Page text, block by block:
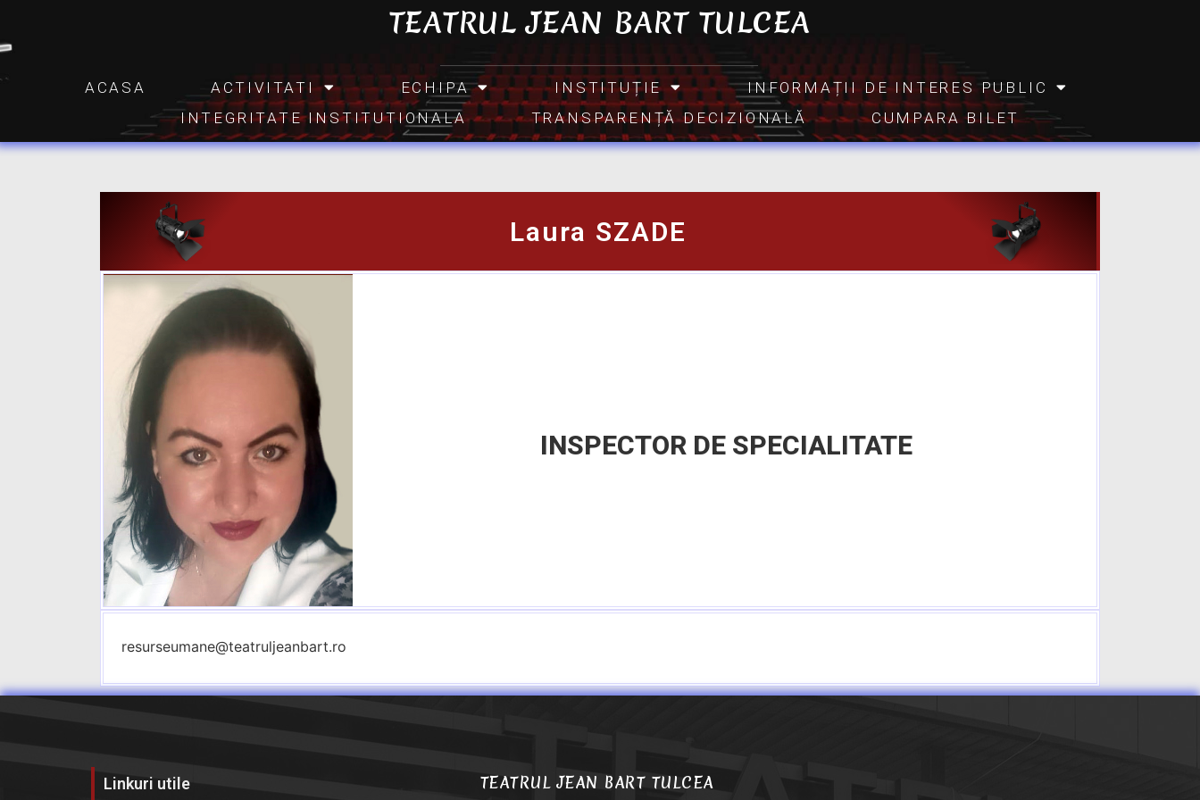
TEATRUL JEAN BART TULCEA
ACASA ACTIVITATI ECHIPA INSTITUȚIE
INFORMAȚII DE INTERES PUBLIC
INTEGRITATE INSTITUTIONALA
TRANSPARENȚĂ DECIZIONALĂ CUMPARA BILET
Laura SZADE
INSPECTOR DE SPECIALITATE
resurseumane@teatruljeanbart.ro
Linkuri utile TEATRUL JEAN BART TULCEA